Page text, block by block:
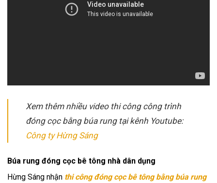
Xem thêm nhiều video thi công công trình
đóng cọc bằng búa rung tại kênh Youtube:
Công ty Hừng Sáng
Búa rung đóng cọc bê tông nhà dân dụng
Hừng Sáng nhận thi công đóng cọc bê tông bằng búa rung